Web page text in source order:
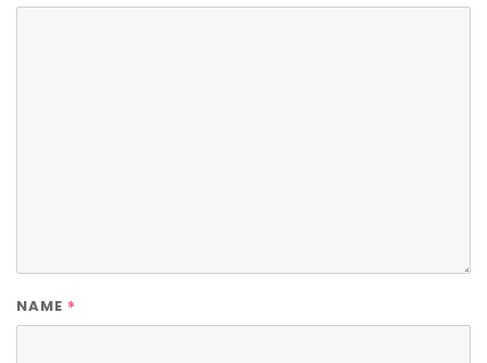
NAME *